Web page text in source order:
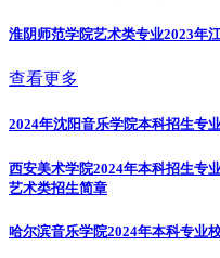
淮阴师范学院艺术类专业2023年
查看更多
2024年沈阳音乐学院本科招生专
西安美术学院2024年本科招生专
艺术类招生简章
哈尔滨音乐学院2024年本科专业